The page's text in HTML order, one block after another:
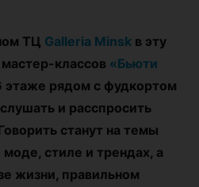
ТЦ Galleria Minsk в эту
классов «Бьюти
этаже рядом с фудкортом
и расспросить
станут на темы
стиле и трендах, а
жизни, правильном